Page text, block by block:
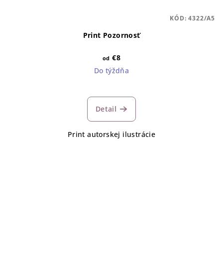
Print Pozornosť
od €8
Do týždňa
Detail
Print autorskej ilustrácie
KÓD:4322/A5